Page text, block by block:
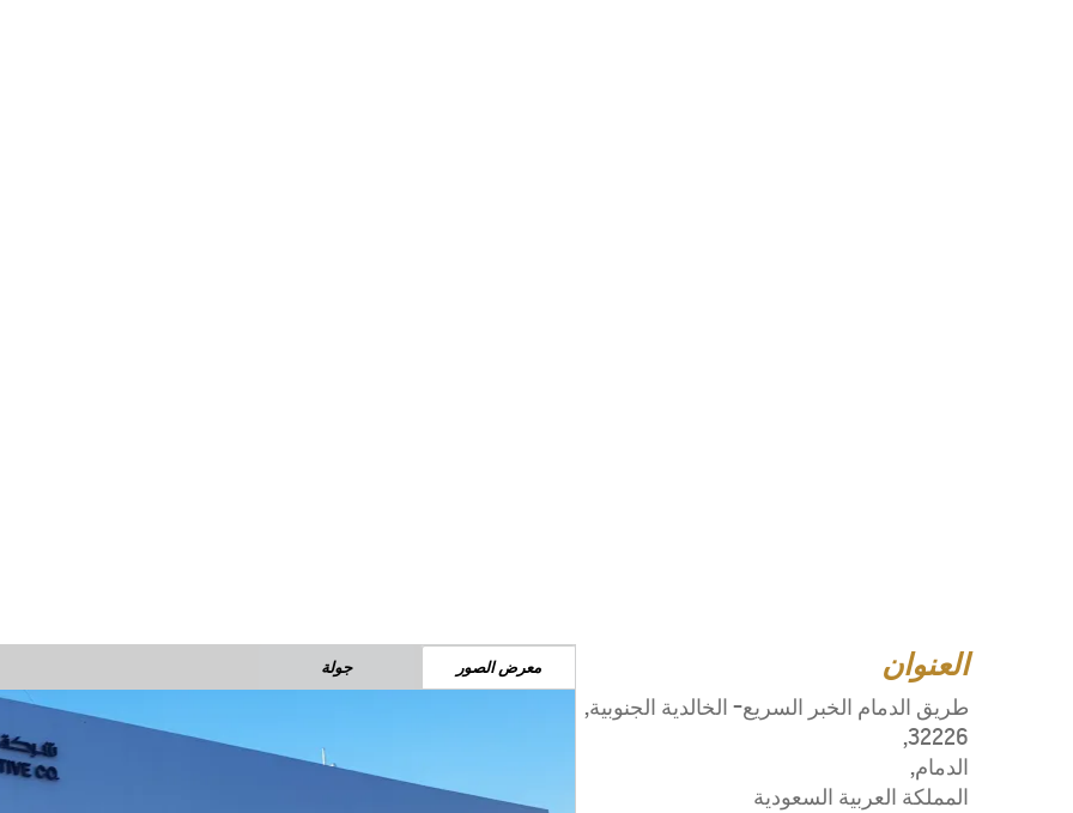
العنوان
طريق الدمام الخبر السريع- الخالدية الجنوبية,
32226
,
الدمام,
المملكة العربية السعودية
معرض الصور جولة